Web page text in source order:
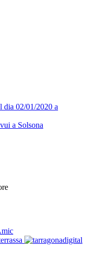
dia 02/01/2020 a
a Solsona